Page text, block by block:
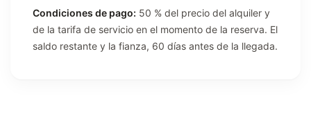
Condiciones de pago: 50 % del precio del alquiler y
de la tarifa de servicio en el momento de la reserva. El
saldo restante y la fianza, 60 días antes de la llegada.